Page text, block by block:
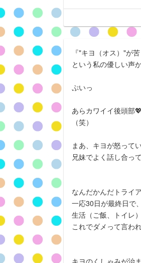
『"キヨ（オス）"が
という私の優しい声
ぷいっ
あらカワイイ後頭部💖
（笑）
まあ、キヨが怒って
兄妹でよく話し合って
なんだかんだトライ
一応30日が最終日で
生活（ご飯、トイレ
これでダメって言わ
キヨのくしゃみが治